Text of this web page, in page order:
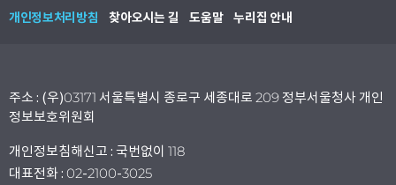
개인정보처리방침 찾아오시는 길 도움말 누리집 안내
주소 : (우)03171 서울특별시 종로구 세종대로 209 정부서울청사 개인
정보보호위원회
개인정보침해신고 : 국번없이 118
대표전화 : 02-2100-3025